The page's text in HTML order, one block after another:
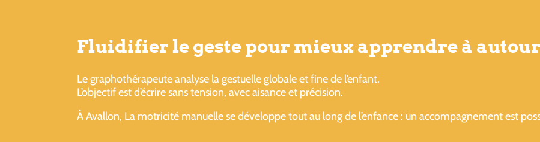
Fluidifier le geste pour mieux apprendre à autour
Le graphothérapeute analyse la gestuelle globale et fine de l’enfant.
L’objectif est d’écrire sans tension, avec aisance et précision.
À Avallon, La motricité manuelle se développe tout au long de l’enfance : un accompagnement est